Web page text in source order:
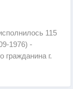
115
1976) -
гражданина г.